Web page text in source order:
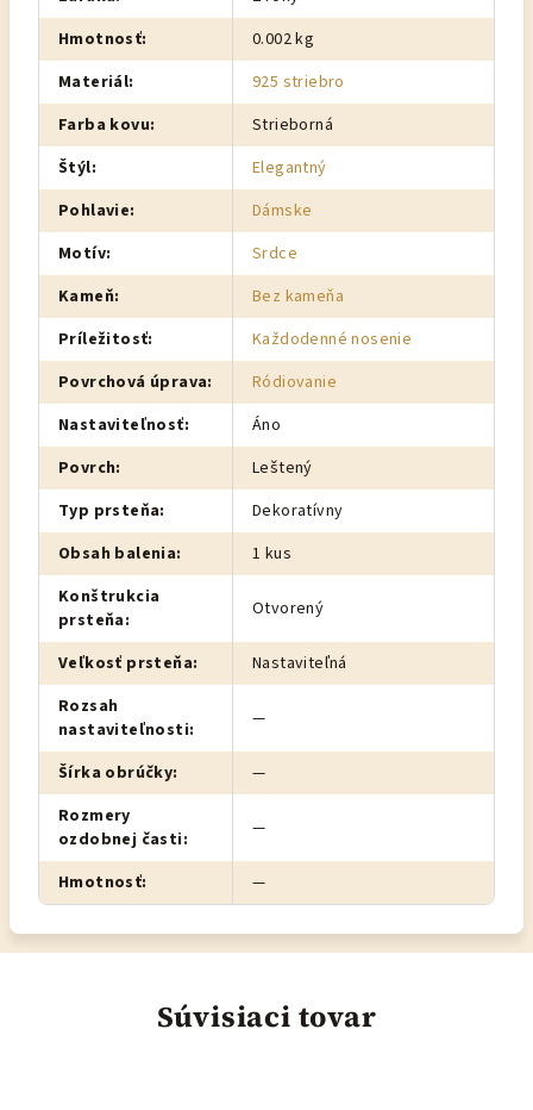
Hmotnosť:
0.002 kg
Materiál:
925 striebro
Farba kovu:
Strieborná
Štýl:
Elegantný
Pohlavie:
Dámske
Motív:
Srdce
Kameň:
Bez kameňa
Príležitosť:
Každodenné nosenie
Povrchová úprava:
Ródiovanie
Nastaviteľnosť:
Áno
Povrch:
Leštený
Typ prsteňa:
Dekoratívny
Obsah balenia:
1 kus
Konštrukcia
prsteňa: Otvorený
Veľkosť prsteňa:
Nastaviteľná
Rozsah
nastaviteľnosti: —
Šírka obrúčky:
—
Rozmery
ozdobnej časti: —
Hmotnosť: —
Súvisiaci tovar